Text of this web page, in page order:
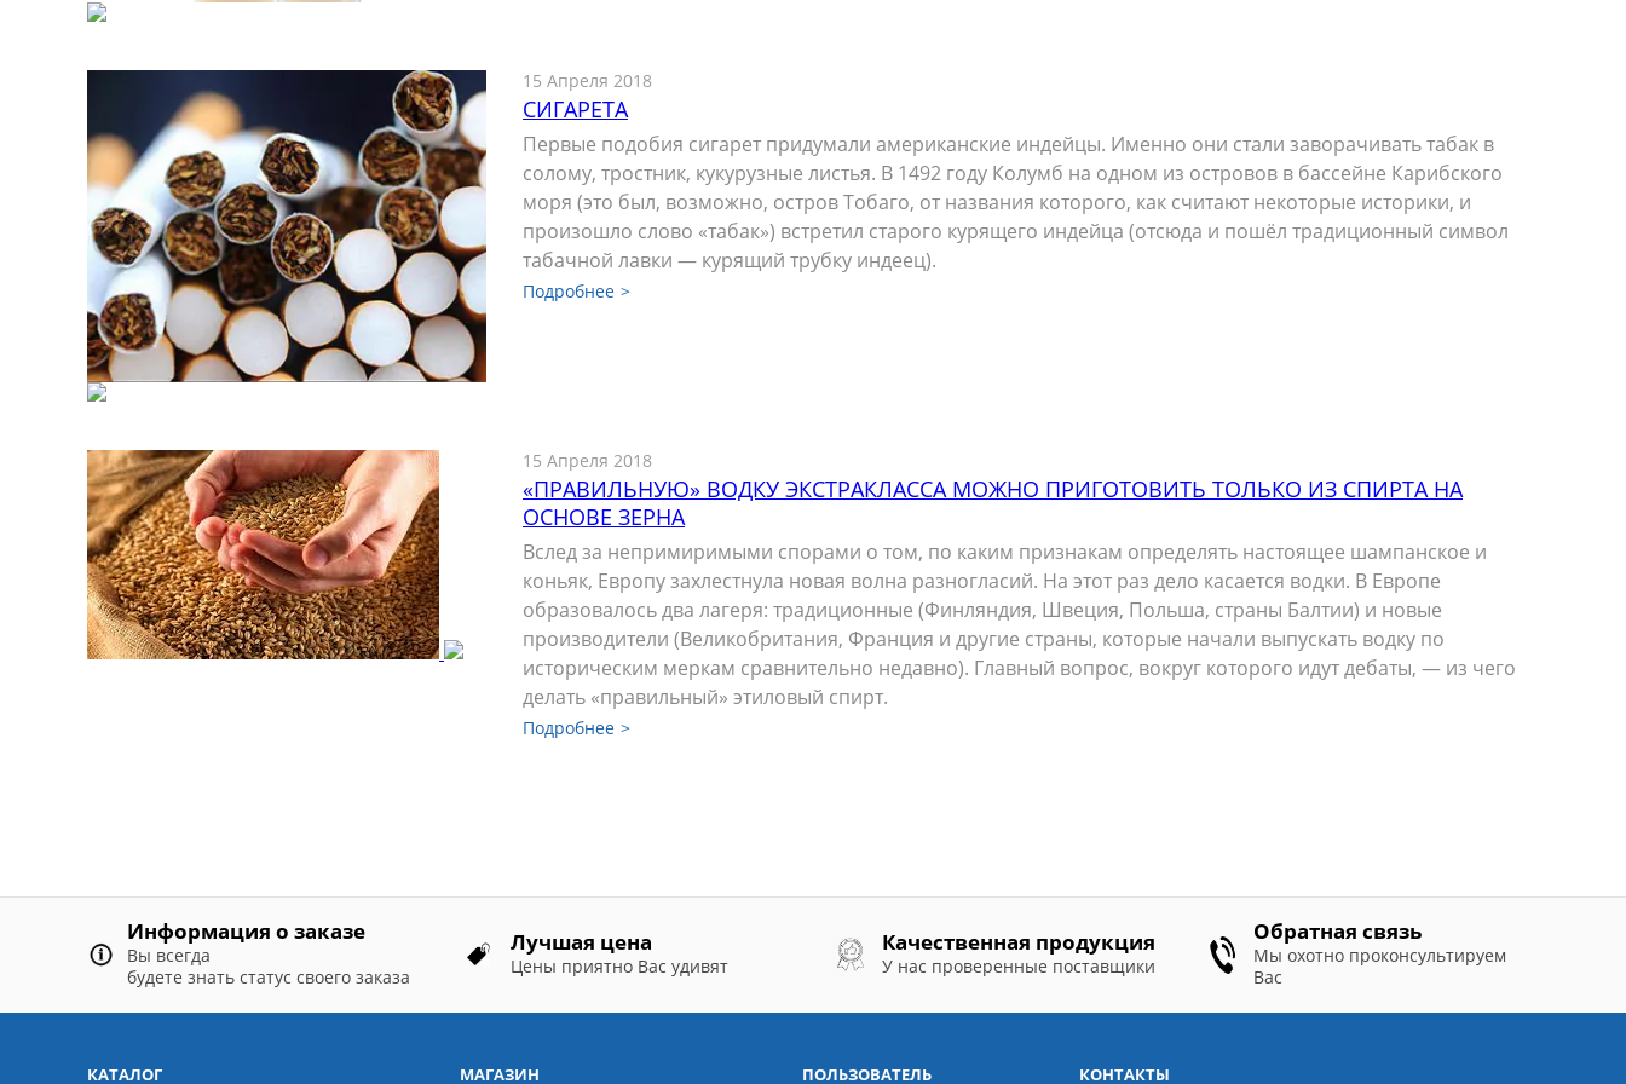
15 Апреля 2018
СИГАРЕТА
Первые подобия сигарет придумали американские индейцы. Именно они стали заворачивать табак в
солому, тростник, кукурузные листья. В 1492 году Колумб на одном из островов в бассейне Карибского
моря (это был, возможно, остров Тобаго, от названия которого, как считают некоторые историки, и
произошло слово «табак») встретил старого курящего индейца (отсюда и пошёл традиционный символ
табачной лавки — курящий трубку индеец).
Подробнее
15 Апреля 2018
«ПРАВИЛЬНУЮ» ВОДКУ ЭКСТРАКЛАССА МОЖНО ПРИГОТОВИТЬ ТОЛЬКО ИЗ СПИРТА НА
ОСНОВЕ ЗЕРНА
Вслед за непримиримыми спорами о том, по каким признакам определять настоящее шампанское и
коньяк, Европу захлестнула новая волна разногласий. На этот раз дело касается водки. В Европе
образовалось два лагеря: традиционные (Финляндия, Швеция, Польша, страны Балтии) и новые
производители (Великобритания, Франция и другие страны, которые начали выпускать водку по
историческим меркам сравнительно недавно). Главный вопрос, вокруг которого идут дебаты, — из чего
делать «правильный» этиловый спирт.
Подробнее
Информация о заказе
Вы всегда
будете знать статус своего заказа
Лучшая цена
Цены приятно Вас удивят
Качественная продукция
У нас проверенные поставщики
Обратная связь
Мы охотно проконсультируем
Вас
КАТАЛОГ МАГАЗИН ПОЛЬЗОВАТЕЛЬ КОНТАКТЫ